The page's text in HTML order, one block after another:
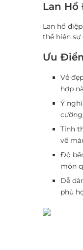
Lan Hồ
Lan hồ
thể hiện
Ưu
Vẻ
hợp
Ý
Tính
về
Độ
món
Dễ
phù